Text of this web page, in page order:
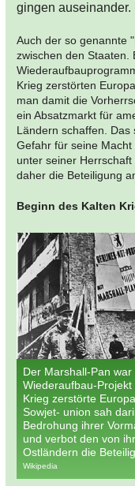
gingen auseinander.
Auch der so genannte
zwischen den Staaten.
Krieg zerstörten
man damit die
ein Absatzmarkt für
Ländern schaffen. Das
Gefahr für seine
unter seiner
daher die Beteiligung
Beginn des Kalten
Der Marshall-Pan war
Wiederaufbau-Projekt
Krieg zerstörte
Sowjet- union sah
Bedrohung ihrer
und verbot den von
Ostländern die
Wikipedia